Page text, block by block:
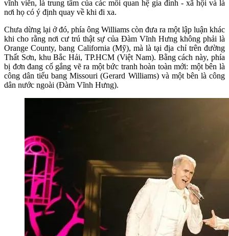
vĩnh viễn, là trung tâm của các mối quan hệ gia đình - xã hội và là
nơi họ có ý định quay về khi đi xa.
Chưa dừng lại ở đó, phía ông Williams còn đưa ra một lập luận khác
khi cho rằng nơi cư trú thật sự của Đàm Vĩnh Hưng không phải là
Orange County, bang California (Mỹ), mà là tại địa chỉ trên đường
Thất Sơn, khu Bắc Hải, TP.HCM (Việt Nam). Bằng cách này, phía
bị đơn đang cố gắng vẽ ra một bức tranh hoàn toàn mới: một bên là
công dân tiểu bang Missouri (Gerard Williams) và một bên là công
dân nước ngoài (Đàm Vĩnh Hưng).